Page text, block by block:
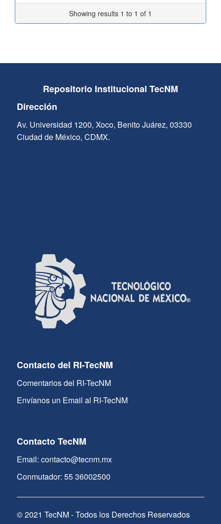
Showing results 1 to 1 of 1
Repositorio Institucional TecNM
Dirección
Av. Universidad 1200, Xoco, Benito Juárez, 03330
Ciudad de México, CDMX.
Contacto del RI-TecNM
Comentarios del RI-TecNM
Envíanos un Email al RI-TecNM
Contacto TecNM
Email: contacto@tecnm.mx
Conmutador: 55 36002500
© 2021 TecNM - Todos los Derechos Reservados